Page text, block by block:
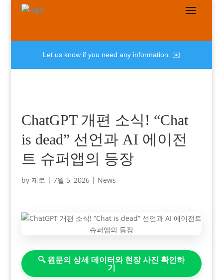
Let us know if you need any information. ✉️
ChatGPT 개편 소식! “Chat
is dead” 선언과 AI 에이전
트 슈퍼앱의 등장
by 제로 | 7월 5, 2026| News
🔍 원문의 상세 데이터와 현장 사진 확인하
기